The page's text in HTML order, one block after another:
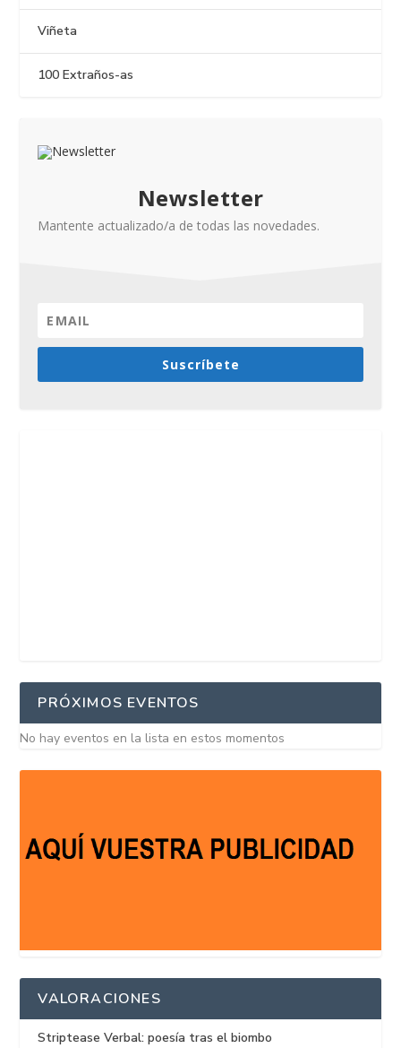
Viñeta
100 Extraños-as
Newsletter
Mantente actualizado/a de todas las novedades.
Suscríbete
PRÓXIMOS EVENTOS
No hay eventos en la lista en estos momentos
VALORACIONES
Striptease Verbal: poesía tras el biombo